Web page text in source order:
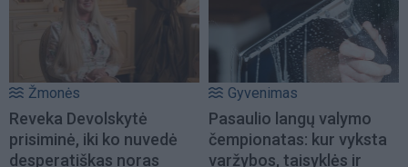
Žmonės
Reveka Devolskytė
prisiminė, iki ko nuvedė
desperatiškas noras
Gyvenimas
Pasaulio langų valymo
čempionatas: kur vyksta
varžybos, taisyklės ir